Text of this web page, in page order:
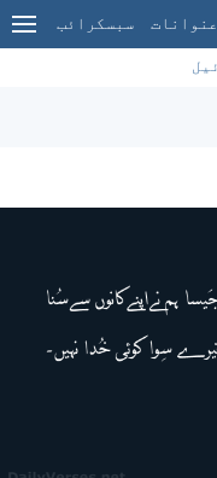
عنوانات سبسکرائب